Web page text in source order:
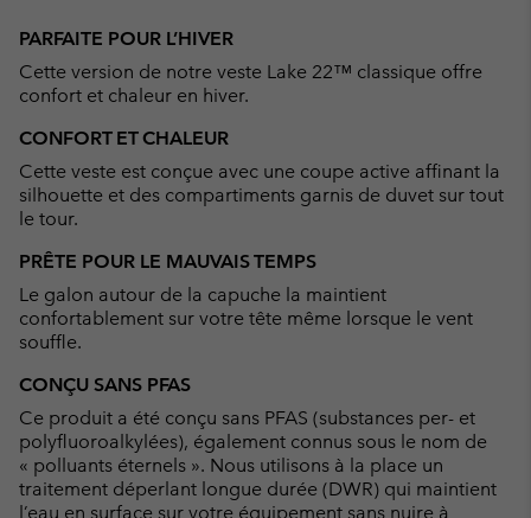
PARFAITE POUR L’HIVER
Cette version de notre veste Lake 22™ classique offre
confort et chaleur en hiver.
CONFORT ET CHALEUR
Cette veste est conçue avec une coupe active affinant la
silhouette et des compartiments garnis de duvet sur tout
le tour.
PRÊTE POUR LE MAUVAIS TEMPS
Le galon autour de la capuche la maintient
confortablement sur votre tête même lorsque le vent
souffle.
CONÇU SANS PFAS
Ce produit a été conçu sans PFAS (substances per- et
polyfluoroalkylées), également connus sous le nom de
« polluants éternels ». Nous utilisons à la place un
traitement déperlant longue durée (DWR) qui maintient
l’eau en surface sur votre équipement sans nuire à